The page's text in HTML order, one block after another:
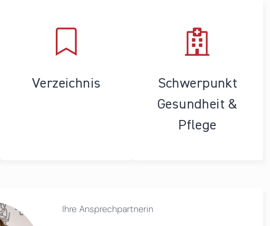
Verzeichnis
Schwerpunkt
Gesundheit &
Pflege
Ihre Ansprechpartnerin